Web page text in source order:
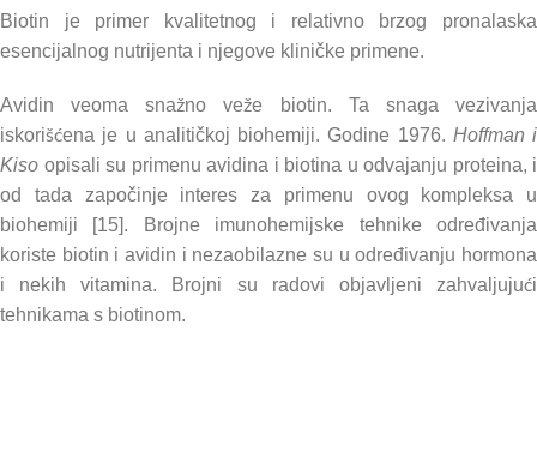
Biotin je primer kvalitetnog i relativno brzog pronalaska
esencijalnog nutrijenta i njegove kliničke primene.
Avidin veoma snažno veže biotin. Ta snaga vezivanja
iskorišćena je u analitičkoj biohemiji. Godine 1976. Hoffman i
Kiso opisali su primenu avidina i biotina u odvajanju proteina, i
od tada započinje interes za primenu ovog kompleksa u
biohemiji [15]. Brojne imunohemijske tehnike određivanja
koriste biotin i avidin i nezaobilazne su u određivanju hormona
i nekih vitamina. Brojni su radovi objavljeni zahvaljujući
tehnikama s biotinom.